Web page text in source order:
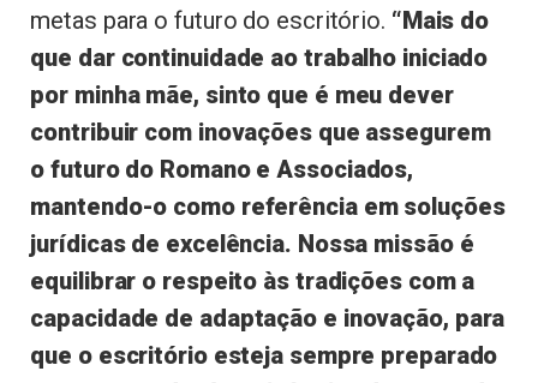
metas para o futuro do escritório. “Mais do
que dar continuidade ao trabalho iniciado
por minha mãe, sinto que é meu dever
contribuir com inovações que assegurem
o futuro do Romano e Associados,
mantendo-o como referência em soluções
jurídicas de excelência. Nossa missão é
equilibrar o respeito às tradições com a
capacidade de adaptação e inovação, para
que o escritório esteja sempre preparado